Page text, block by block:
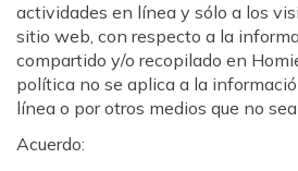
actividades en línea y sólo a los
sitio web, con respecto a la
compartido y/o recopilado en
política no se aplica a la
línea o por otros medios que no
Acuerdo: